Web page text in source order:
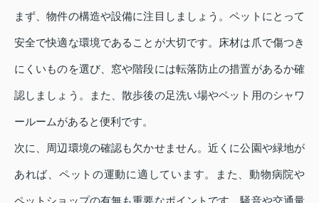
まず、物件の構造や設備に注目しましょう。ペットにとって
安全で快適な環境であることが大切です。床材は爪で傷つき
にくいものを選び、窓や階段には転落防止の措置があるか確
認しましょう。また、散歩後の足洗い場やペット用のシャワ
ールームがあると便利です。
次に、周辺環境の確認も欠かせません。近くに公園や緑地が
あれば、ペットの運動に適しています。また、動物病院や
ペットショップの有無も重要なポイントです。騒音や交通量